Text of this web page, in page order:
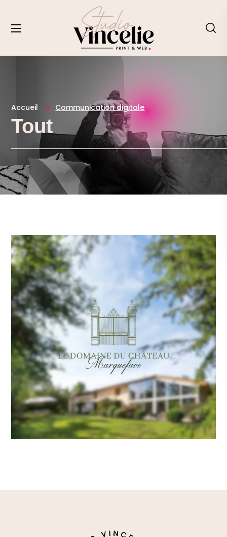
Accueil Communication digitale
Tout
Le Domaine du
Château
Community management
Création de contenus
Identité visuelle Supports
Print